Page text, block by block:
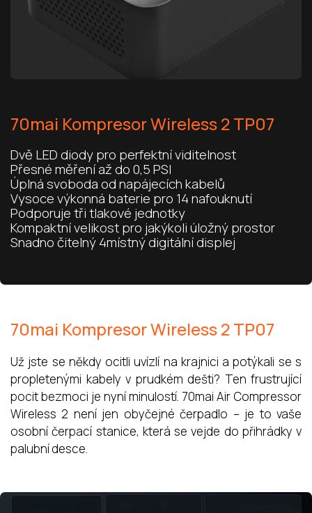
70mai Kompresor Wireless 2 TP07
Dvě LED diody pro perfektní viditelnost
Přesné měření až do 0,5 PSI
Úplná svoboda od napájecích kabelů
Vysoce výkonná baterie pro 14 nafouknutí
Podporuje tři tlakové jednotky
Kompaktní velikost pro jakýkoli úložný prostor
Snadno čitelný 4místný digitální displej
70mai Kompresor Wireless 2 TP07
Už jste se někdy ocitli uvízlí na krajnici a potýkali se s
propletenými kabely v prudkém dešti? Ten frustrující
pocit bezmoci je nyní minulostí. 70mai Air Compressor
Wireless 2 není jen obyčejné čerpadlo – je to vaše
osobní čerpací stanice, která se vejde do přihrádky v
palubní desce.